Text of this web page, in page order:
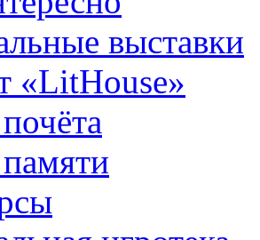
выставки
«LitHouse»